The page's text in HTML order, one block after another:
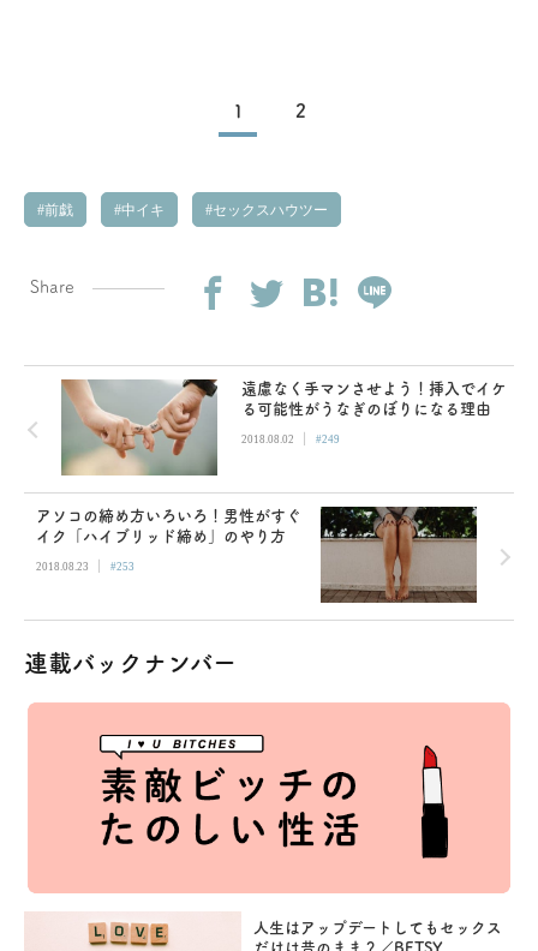
1 2
前戯 中イキ セックスハウツー
Share
遠慮なく手マンさせよう！挿入でイケ
る可能性がうなぎのぼりになる理由
2018.08.02 | #249
アソコの締め方いろいろ！男性がすぐ
イク「ハイブリッド締め」のやり方
2018.08.23 | #253
連載バックナンバー
人生はアップデートしてもセックス
だけは昔のまま？／BETSY